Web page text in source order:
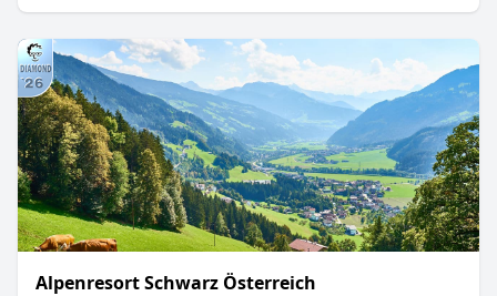
Alpenresort Schwarz Österreich